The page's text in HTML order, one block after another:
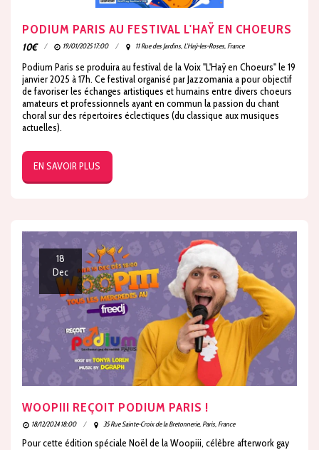
PODIUM PARIS AU FESTIVAL L'HAŸ EN CHOEURS
10€ 19/01/2025 17:00 11 Rue des Jardins, L'Haÿ-les-Roses, France
Podium Paris se produira au festival de la Voix "L'Haÿ en Choeurs" le 19
janvier 2025 à 17h. Ce festival organisé par Jazzomania a pour objectif
de favoriser les échanges artistiques et humains entre divers choeurs
amateurs et professionnels ayant en commun la passion du chant
choral sur des répertoires éclectiques (du classique aux musiques
actuelles).
EN SAVOIR PLUS
18
Dec
WOOPIII REÇOIT PODIUM PARIS !
18/12/2024 18:00 35 Rue Sainte-Croix de la Bretonnerie, Paris, France
Pour cette édition spéciale Noël de la Woopiii, célèbre afterwork gay